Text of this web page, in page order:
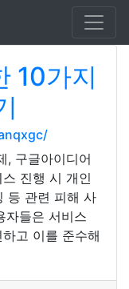
10가지
, 구글아이디어
진행 시 개인
등 관련 피해 사
자들은 서비스
고 이를 준수해